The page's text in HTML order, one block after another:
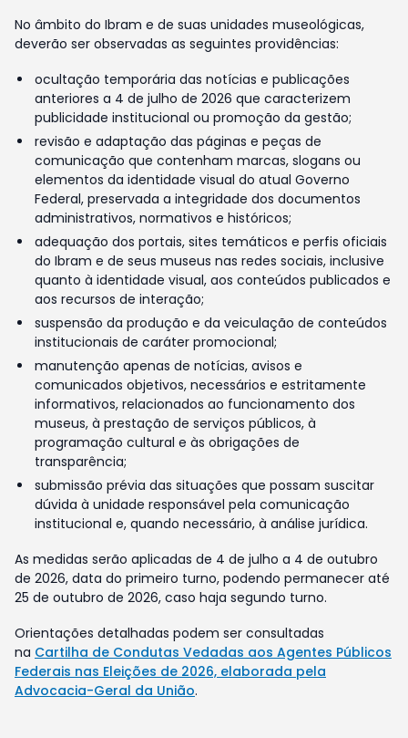
No âmbito do Ibram e de suas unidades museológicas,
deverão ser observadas as seguintes providências:
ocultação temporária das notícias e publicações
anteriores a 4 de julho de 2026 que caracterizem
publicidade institucional ou promoção da gestão;
revisão e adaptação das páginas e peças de
comunicação que contenham marcas, slogans ou
elementos da identidade visual do atual Governo
Federal, preservada a integridade dos documentos
administrativos, normativos e históricos;
adequação dos portais, sites temáticos e perfis oficiais
do Ibram e de seus museus nas redes sociais, inclusive
quanto à identidade visual, aos conteúdos publicados e
aos recursos de interação;
suspensão da produção e da veiculação de conteúdos
institucionais de caráter promocional;
manutenção apenas de notícias, avisos e
comunicados objetivos, necessários e estritamente
informativos, relacionados ao funcionamento dos
museus, à prestação de serviços públicos, à
programação cultural e às obrigações de
transparência;
submissão prévia das situações que possam suscitar
dúvida à unidade responsável pela comunicação
institucional e, quando necessário, à análise jurídica.
As medidas serão aplicadas de 4 de julho a 4 de outubro
de 2026, data do primeiro turno, podendo permanecer até
25 de outubro de 2026, caso haja segundo turno.
Orientações detalhadas podem ser consultadas
na Cartilha de Condutas Vedadas aos Agentes Públicos
Federais nas Eleições de 2026, elaborada pela
Advocacia-Geral da União.